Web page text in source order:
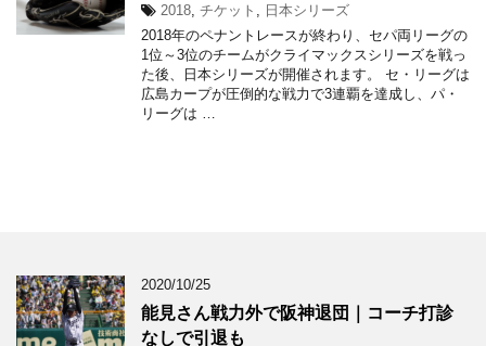
2018 チケット
日本シリーズ
2018年のペナントレースが終わり、セパ両リーグの
1位～3位のチームがクライマックスシリーズを戦っ
た後、日本シリーズが開催されます。 セ・リーグは
広島カープが圧倒的な戦力で3連覇を達成し、パ・
リーグは …
2020/10/25
能見さん戦力外で阪神退団｜コーチ打診
なしで引退も